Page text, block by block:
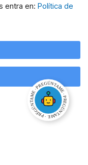
entra en: Política de